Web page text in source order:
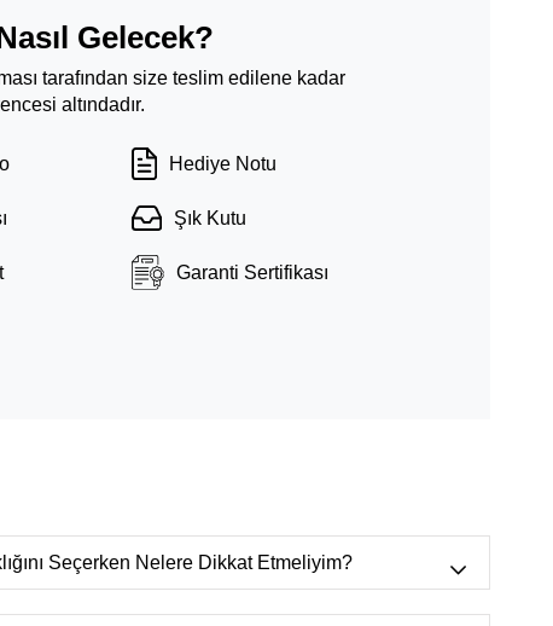
Gelecek?
tarafından size teslim edilene kadar
altındadır.
Hediye Notu
Şık Kutu
Garanti Sertifikası
Seçerken Nelere Dikkat Etmeliyim?
bulunur.),VVS(Mikroskop ortamında